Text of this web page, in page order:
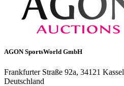
AGON SportsWorld GmbH
Frankfurter Straße 92a, 34121 Kassel
Deutschland